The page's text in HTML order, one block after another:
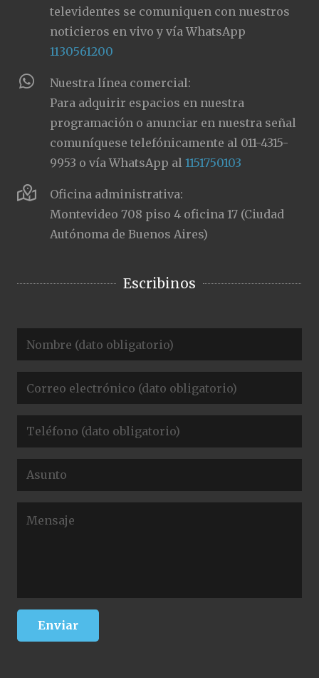
televidentes se comuniquen con nuestros
noticieros en vivo y vía WhatsApp
1130561200
Nuestra línea comercial:
Para adquirir espacios en nuestra
programación o anunciar en nuestra señal
comuníquese telefónicamente al 011-4315-
9953 o vía WhatsApp al1151750103
Oficina administrativa:
Montevideo 708 piso 4 oficina 17 (Ciudad
Autónoma de Buenos Aires)
Escribinos